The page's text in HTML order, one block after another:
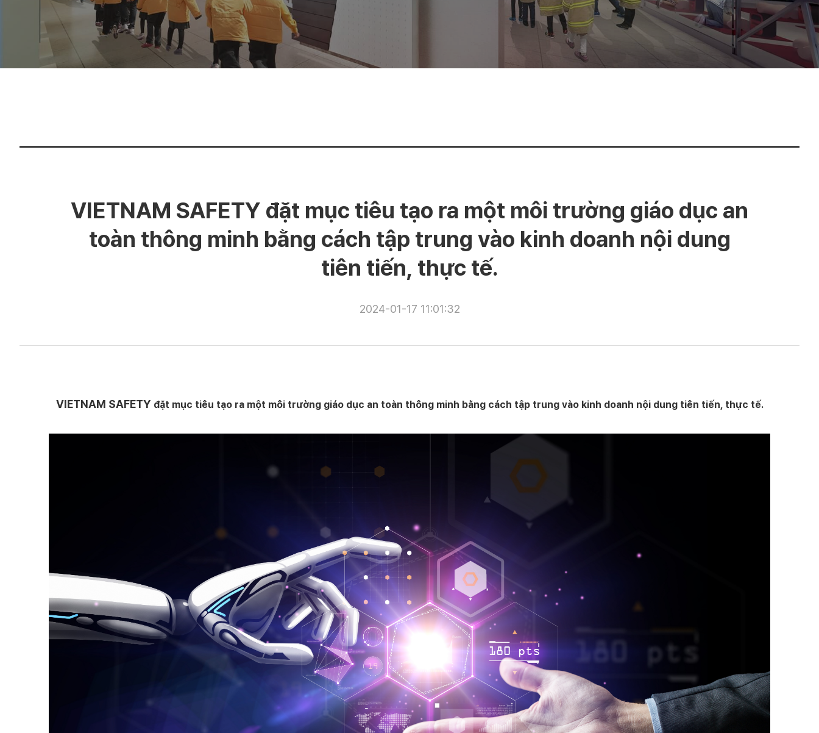
VIETNAM SAFETY đặt mục tiêu tạo ra một môi trường giáo dục an
toàn thông minh bằng cách tập trung vào kinh doanh nội dung
tiên tiến, thực tế.
2024-01-17 11:01:32
VIETNAM SAFETY đặt mục tiêu tạo ra một môi trường giáo dục an toàn thông minh bằng cách tập trung vào kinh doanh nội dung tiên tiến, thực tế.